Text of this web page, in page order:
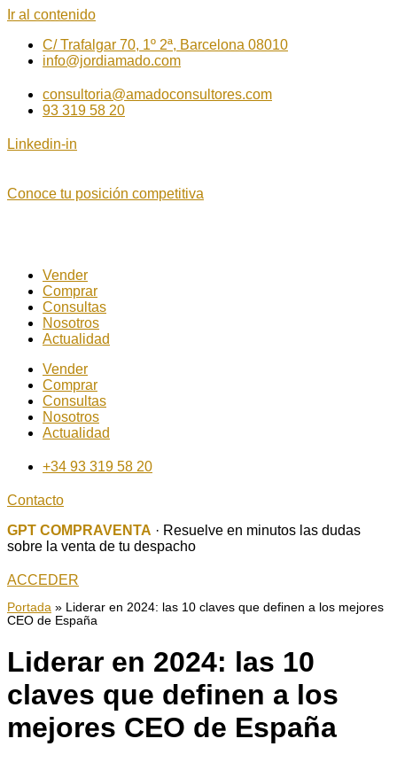
Ir al contenido
C/ Trafalgar 70, 1º 2ª, Barcelona 08010
info@jordiamado.com
consultoria@amadoconsultores.com
93 319 58 20
Linkedin-in
Conoce tu posición competitiva
Vender
Comprar
Consultas
Nosotros
Actualidad
Vender
Comprar
Consultas
Nosotros
Actualidad
+34 93 319 58 20
Contacto
GPT COMPRAVENTA · Resuelve en minutos las dudas
sobre la venta de tu despacho
ACCEDER
Portada » Liderar en 2024: las 10 claves que definen a los mejores
CEO de España
Liderar en 2024: las 10
claves que definen a los
mejores CEO de España